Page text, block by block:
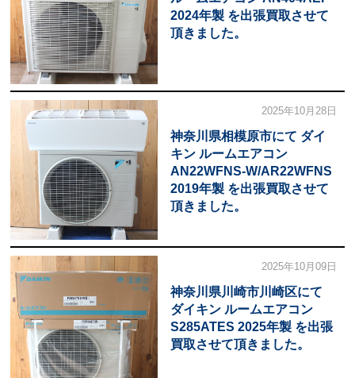
2024年製 を出張買取させて
頂きました。
2025年10月28日
神奈川県相模原市にて ダイ
キン ルームエアコン
AN22WFNS-W/AR22WFNS
2019年製 を出張買取させて
頂きました。
2025年10月09日
神奈川県川崎市川崎区にて
ダイキン ルームエアコン
S285ATES 2025年製 を出張
買取させて頂きました。